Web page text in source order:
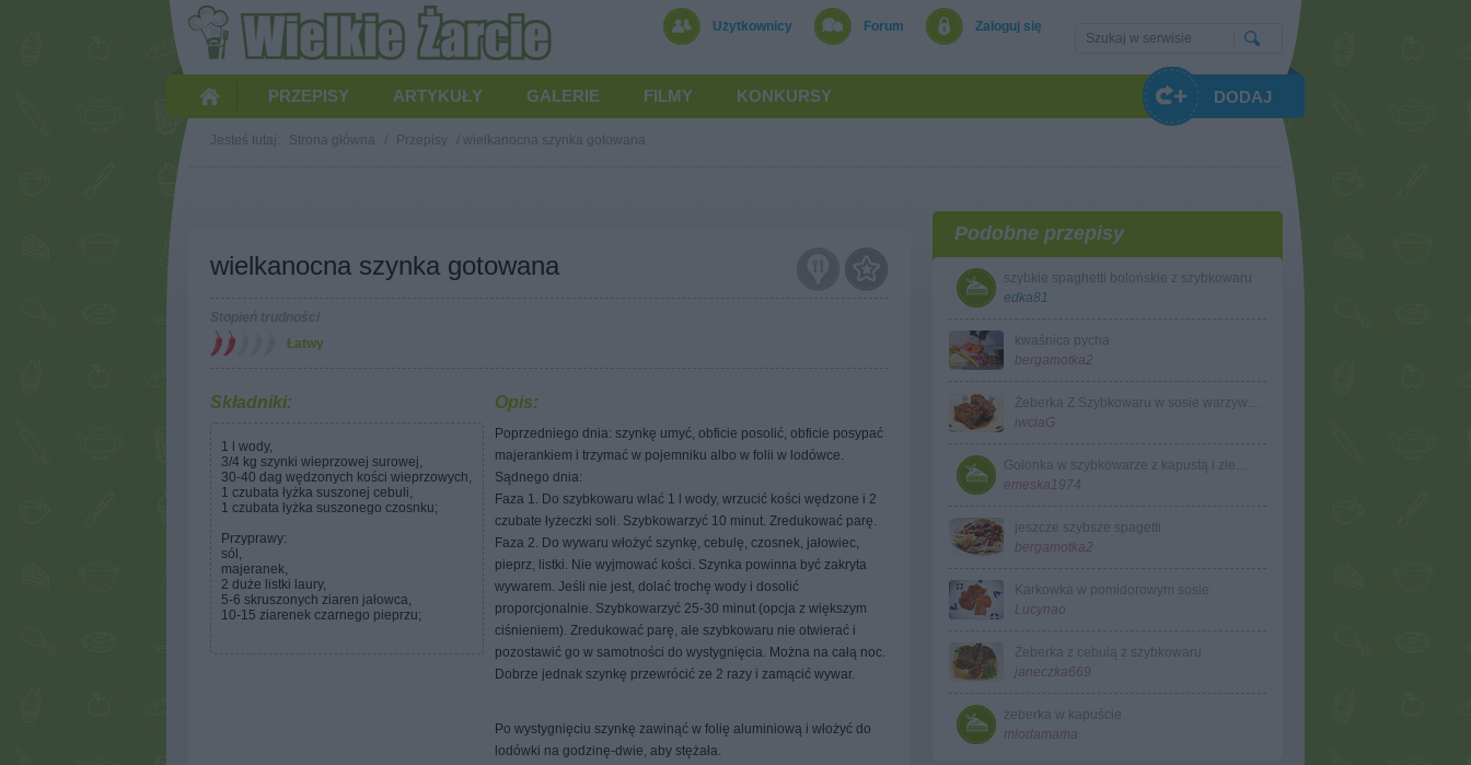
Użytkownicy Forum Zaloguj się
PRZEPISY ARTYKUŁY GALERIE FILMY KONKURSY DODAJ
Jesteś tutaj: Strona główna / Przepisy / wielkanocna szynka gotowana
wielkanocna szynka gotowana
Łatwy
Składniki:
1 l wody,
3/4 kg szynki wieprzowej surowej,
30-40 dag wędzonych kości wieprzowych,
1 czubata łyżka suszonej cebuli,
1 czubata łyżka suszonego czosnku;
Przyprawy:
sól,
majeranek,
2 duże listki laury,
5-6 skruszonych ziaren jałowca,
10-15 ziarenek czarnego pieprzu;
Opis:
Poprzedniego dnia: szynkę umyć, obficie posolić, obficie posypać
majerankiem i trzymać w pojemniku albo w folii w lodówce.
Sądnego dnia:
Faza 1. Do szybkowaru wlać 1 l wody, wrzucić kości wędzone i 2
czubate łyżeczki soli. Szybkowarzyć 10 minut. Zredukować parę.
Faza 2. Do wywaru włożyć szynkę, cebulę, czosnek, jałowiec,
pieprz, listki. Nie wyjmować kości. Szynka powinna być zakryta
wywarem. Jeśli nie jest, dolać trochę wody i dosolić
proporcjonalnie. Szybkowarzyć 25-30 minut (opcja z większym
ciśnieniem). Zredukować parę, ale szybkowaru nie otwierać i
pozostawić go w samotności do wystygnięcia. Można na całą noc.
Dobrze jednak szynkę przewrócić ze 2 razy i zamącić wywar.
Po wystygnięciu szynkę zawinąć w folię aluminiową i włożyć do
lodówki na godzinę-dwie, aby stężała.
Podobne przepisy
szybkie spaghetti bolońskie z szybkowaru
edka81
kwaśnica pycha
bergamotka2
iwciaG
emeska1974
jeszcze szybsze spagetti
bergamotka2
Karkowka w pomidorowym sosie
Lucynao
Żeberka z cebulą z szybkowaru
janeczka669
żeberka w kapuście
mlodamama